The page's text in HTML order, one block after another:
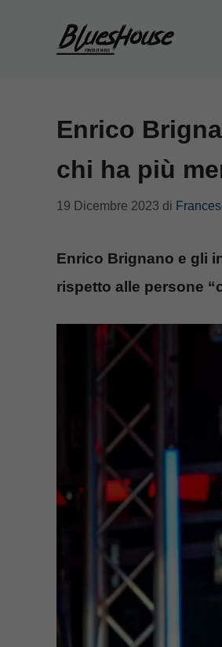
Enrico
chi ha più
19 Dicembre 2023 di
Enrico Brignano e gli
rispetto alle persone